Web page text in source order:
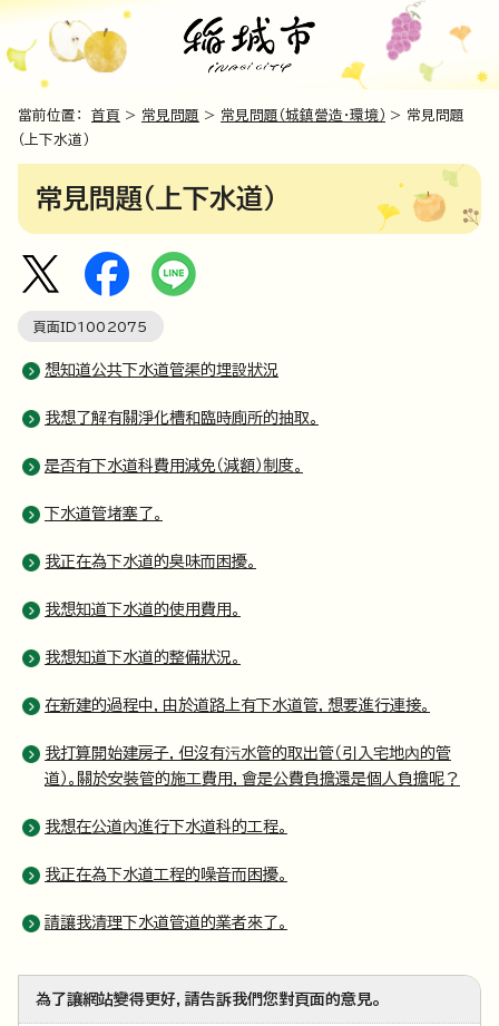
當前位置： 首頁 > 常見問題 > 常見問題（城鎮營造・環境） > 常見問題
（上下水道）
常見問題（上下水道）
頁面ID1002075
想知道公共下水道管渠的埋設狀況
我想了解有關淨化槽和臨時廁所的抽取。
是否有下水道科費用減免（減額）制度。
下水道管堵塞了。
我正在為下水道的臭味而困擾。
我想知道下水道的使用費用。
我想知道下水道的整備狀況。
在新建的過程中，由於道路上有下水道管，想要進行連接。
我打算開始建房子，但沒有污水管的取出管（引入宅地內的管
道）。關於安裝管的施工費用，會是公費負擔還是個人負擔呢？
我想在公道內進行下水道科的工程。
我正在為下水道工程的噪音而困擾。
請讓我清理下水道管道的業者來了。
為了讓網站變得更好，請告訴我們您對頁面的意見。